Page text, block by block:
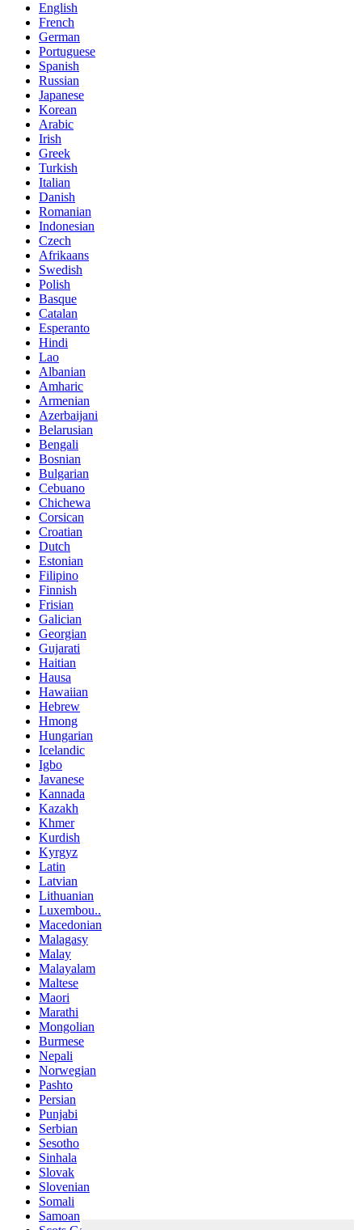
English
French
German
Portuguese
Spanish
Russian
Japanese
Korean
Arabic
Irish
Greek
Turkish
Italian
Danish
Romanian
Indonesian
Czech
Afrikaans
Swedish
Polish
Basque
Catalan
Esperanto
Hindi
Lao
Albanian
Amharic
Armenian
Azerbaijani
Belarusian
Bengali
Bosnian
Bulgarian
Cebuano
Chichewa
Corsican
Croatian
Dutch
Estonian
Filipino
Finnish
Frisian
Galician
Georgian
Gujarati
Haitian
Hausa
Hawaiian
Hebrew
Hmong
Hungarian
Icelandic
Igbo
Javanese
Kannada
Kazakh
Khmer
Kurdish
Kyrgyz
Latin
Latvian
Lithuanian
Luxembou..
Macedonian
Malagasy
Malay
Malayalam
Maltese
Maori
Marathi
Mongolian
Burmese
Nepali
Norwegian
Pashto
Persian
Punjabi
Serbian
Sesotho
Sinhala
Slovak
Slovenian
Somali
Samoan